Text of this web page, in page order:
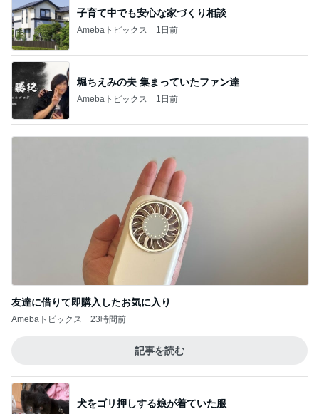
子育て中でも安心な家づくり相談
Amebaトピックス 1日前
堀ちえみの夫 集まっていたファン達
Amebaトピックス 1日前
友達に借りて即購入したお気に入り
Amebaトピックス 23時間前
記事を読む
犬をゴリ押しする娘が着ていた服